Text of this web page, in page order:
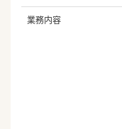
業務内容